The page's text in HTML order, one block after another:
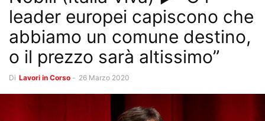
leader europei capiscono che
abbiamo un comune destino,
o il prezzo sarà altissimo”
Di Lavori in Corso - 26 Marzo 2020